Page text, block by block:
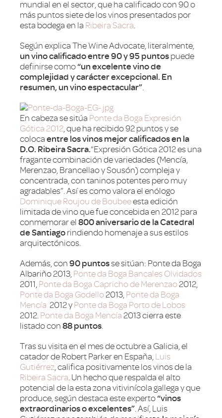
mundial en el sector, que ha calificado con 90 o
más puntos siete de los vinos presentados por
esta bodega en la Ribeira Sacra
Según explica The Wine Advocate, literalmente,
un vino calificado entre 90 y 95 puntos puede
definirse como“un excelente vino de
complejidad y carácter excepcional. En
resumen, un vino espectacular”
En cabeza se sitúa Ponte da Boga Expresión
Gótica 2012 , que ha recibido 92 puntos y se
colocaentre los vinos mejor calificados en la
D.O. Ribeira Sacra.“Expresión Gótica 2012 es una
fragante combinación de variedades (Mencía,
Merenzao, Brancellao y Sousón) compleja y
concentrada, con taninos potentes pero muy
agradables”. Así es como valora el enólogo
Dominique Roujou de Boubeeesta edición
limitada de vino que fue concebida en 2012 para
conmemorar el800 aniversario de la Catedral
de Santiago rindiendo homenaje a sus estilos
arquitectónicos.
Además, con90 puntosse sitúan: Ponte da Boga
Albariño 2013, Ponte da Boga Bancales Olvidados
2011, Ponte da Boga Capricho de Merenzao2012,
Ponte da Boga Godello2013, Ponte da Boga
Mencía 2012 y Ponte da Boga Porto de Lobos
2012. Ponte da Boga Mencía 2013 cierra este
listado con88 puntos
Tras su visita en el mes de octubre a Galicia, el
catador de Robert Parker en España, Luis
Gutiérrez , califica positivamente los vinos de la
Ribeira Sacra . Un hecho que respalda el alto
potencial de la esta zona vitivinícola gallega y que
produce, según destaca este experto“vinos
extraordinarios o excelentes” . Así, Luis